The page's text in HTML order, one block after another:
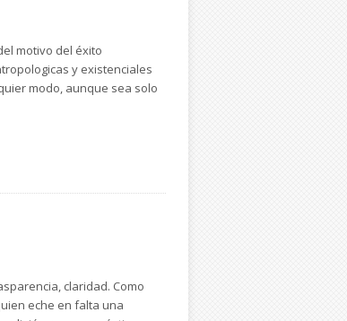
motivo del éxito
y existenciales
modo, aunque sea solo
claridad. Como
eche en falta una